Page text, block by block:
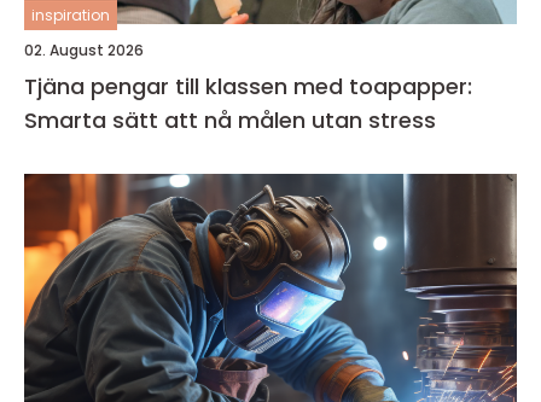
inspiration
02. August 2026
Tjäna pengar till klassen med toapapper:
Smarta sätt att nå målen utan stress